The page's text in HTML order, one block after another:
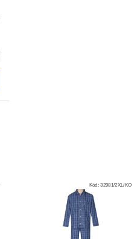
Kód:32981/2XL/KO